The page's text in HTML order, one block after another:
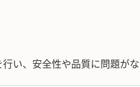
い、安全性や品質に問題がな